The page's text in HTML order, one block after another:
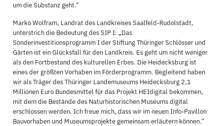
um die Substanz geht.“
Marko Wolfram, Landrat des Landkreises Saalfeld-Rudolstadt,
unterstrich die Bedeutung des SIP I: „Das
Sonderinvestitionsprogramm I der Stiftung Thüringer Schlösser und
Gärten ist ein Glücksfall für den Landkreis. Es geht um nicht weniger
als den Fortbestand des kulturellen Erbes. Die Heidecksburg ist
eines der größten Vorhaben im Förderprogramm. Begleitend haben
wir als Träger des Thüringer Landemuseums Heidecksburg 2,1
Millionen Euro Bundesmittel für das Projekt HEIdigital bekommen,
mit dem die Bestände des Naturhistorischen Museums digital
erschlossen werden. Ich freue mich, dass wir im neuen Info-Pavillon
Bauvorhaben und Museumsprojekte gemeinsam erläutern können.“